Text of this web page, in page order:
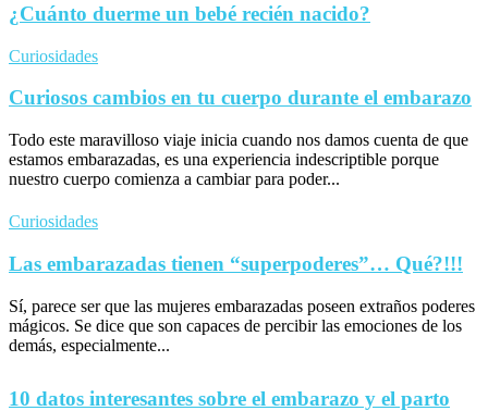
¿Cuánto duerme un bebé recién nacido?
Curiosidades
Curiosos cambios en tu cuerpo durante el embarazo
Todo este maravilloso viaje inicia cuando nos damos cuenta de que
estamos embarazadas, es una experiencia indescriptible porque
nuestro cuerpo comienza a cambiar para poder...
Curiosidades
Las embarazadas tienen “superpoderes”… Qué?!!!
Sí, parece ser que las mujeres embarazadas poseen extraños poderes
mágicos. Se dice que son capaces de percibir las emociones de los
demás, especialmente...
10 datos interesantes sobre el embarazo y el parto